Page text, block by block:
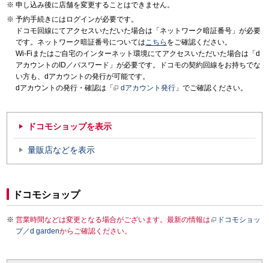
申し込み後に店舗を変更することはできません。
予約手続きにはログインが必要です。
ドコモ回線にてアクセスいただいた場合は「ネットワーク暗証番号」が必要
です。ネットワーク暗証番号についてはこちら をご確認ください。
Wi-Fiまたはご自宅のインターネット環境にてアクセスいただいた場合は「d
アカウントのID／パスワード」が必要です。ドコモの契約回線をお持ちでな
い方も、dアカウントの発行が可能です。
dアカウントの発行・確認は「
dアカウント発行 」でご確認ください。
ドコモショップを表示
量販店などを表示
ドコモショップ
営業時間などは変更となる場合がございます。最新の情報は
ドコモショッ
プ／d gardenからご確認ください。